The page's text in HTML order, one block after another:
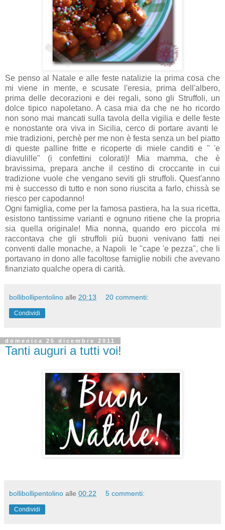
Se penso al Natale e alle feste natalizie la prima cosa che
mi viene in mente, e scusate l'eresia, prima dell'albero,
prima delle decorazioni e dei regali, sono gli Struffoli, un
dolce tipico napoletano. A casa mia da che ne ho ricordo
non sono mai mancati sulla tavola della vigilia e delle feste
e nonostante ora viva in Sicilia, cerco di portare avanti le
mie tradizioni, perchè per me non è festa senza un bel piatto
di queste palline fritte e ricoperte di miele canditi e " 'e
diavulille" (i confettini colorati)! Mia mamma, che è
bravissima, prepara anche il cestino di croccante in cui
tradizione vuole che vengano seviti gli struffoli. Quest'anno
mi è successo di tutto e non sono riuscita a farlo, chissà se
riesco per capodanno!
Ogni famiglia, come per la famosa pastiera, ha la sua ricetta,
esistono tantissime varianti e ognuno ritiene che la propria
sia quella originale! Mia nonna, quando ero piccola mi
raccontava che gli struffoli più buoni venivano fatti nei
conventi dalle monache, a Napoli le "cape 'e pezza", che li
portavano in dono alle facoltose famiglie nobili che avevano
finanziato qualche opera di carità.
bollibollipentolino alle 20:13 20 commenti:
Condividi
domenica 25 dicembre 2011
Tanti auguri a tutti voi!
bollibollipentolino alle 00:22 5 commenti:
Condividi